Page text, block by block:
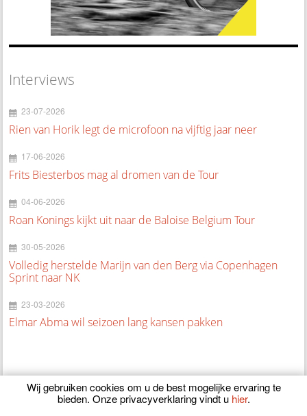
Interviews
23-07-2026
Rien van Horik legt de microfoon na vijftig jaar neer
17-06-2026
Frits Biesterbos mag al dromen van de Tour
04-06-2026
Roan Konings kijkt uit naar de Baloise Belgium Tour
30-05-2026
Volledig herstelde Marijn van den Berg via Copenhagen
Sprint naar NK
23-03-2026
Elmar Abma wil seizoen lang kansen pakken
Wij gebruiken cookies om u de best mogelijke ervaring te
bieden. Onze privacyverklaring vindt u hier.